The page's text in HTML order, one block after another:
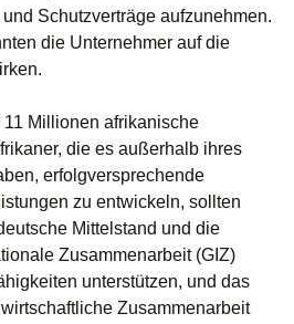
Schutzverträge aufzunehmen.
die Unternehmer auf die
Millionen afrikanische
die es außerhalb ihres
erfolgversprechende
zu entwickeln, sollten
Mittelstand und die
Zusammenarbeit (GIZ)
unterstützen, und das
Zusammenarbeit